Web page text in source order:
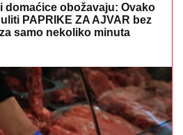
domaćice obožavaju: Ovako
PAPRIKE ZA AJVAR bez
samo nekoliko minuta